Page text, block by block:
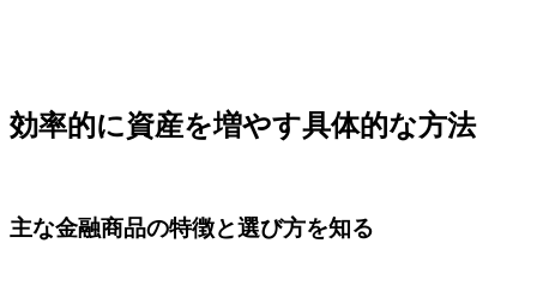
効率的に資産を増やす具体的な方法
主な金融商品の特徴と選び方を知る